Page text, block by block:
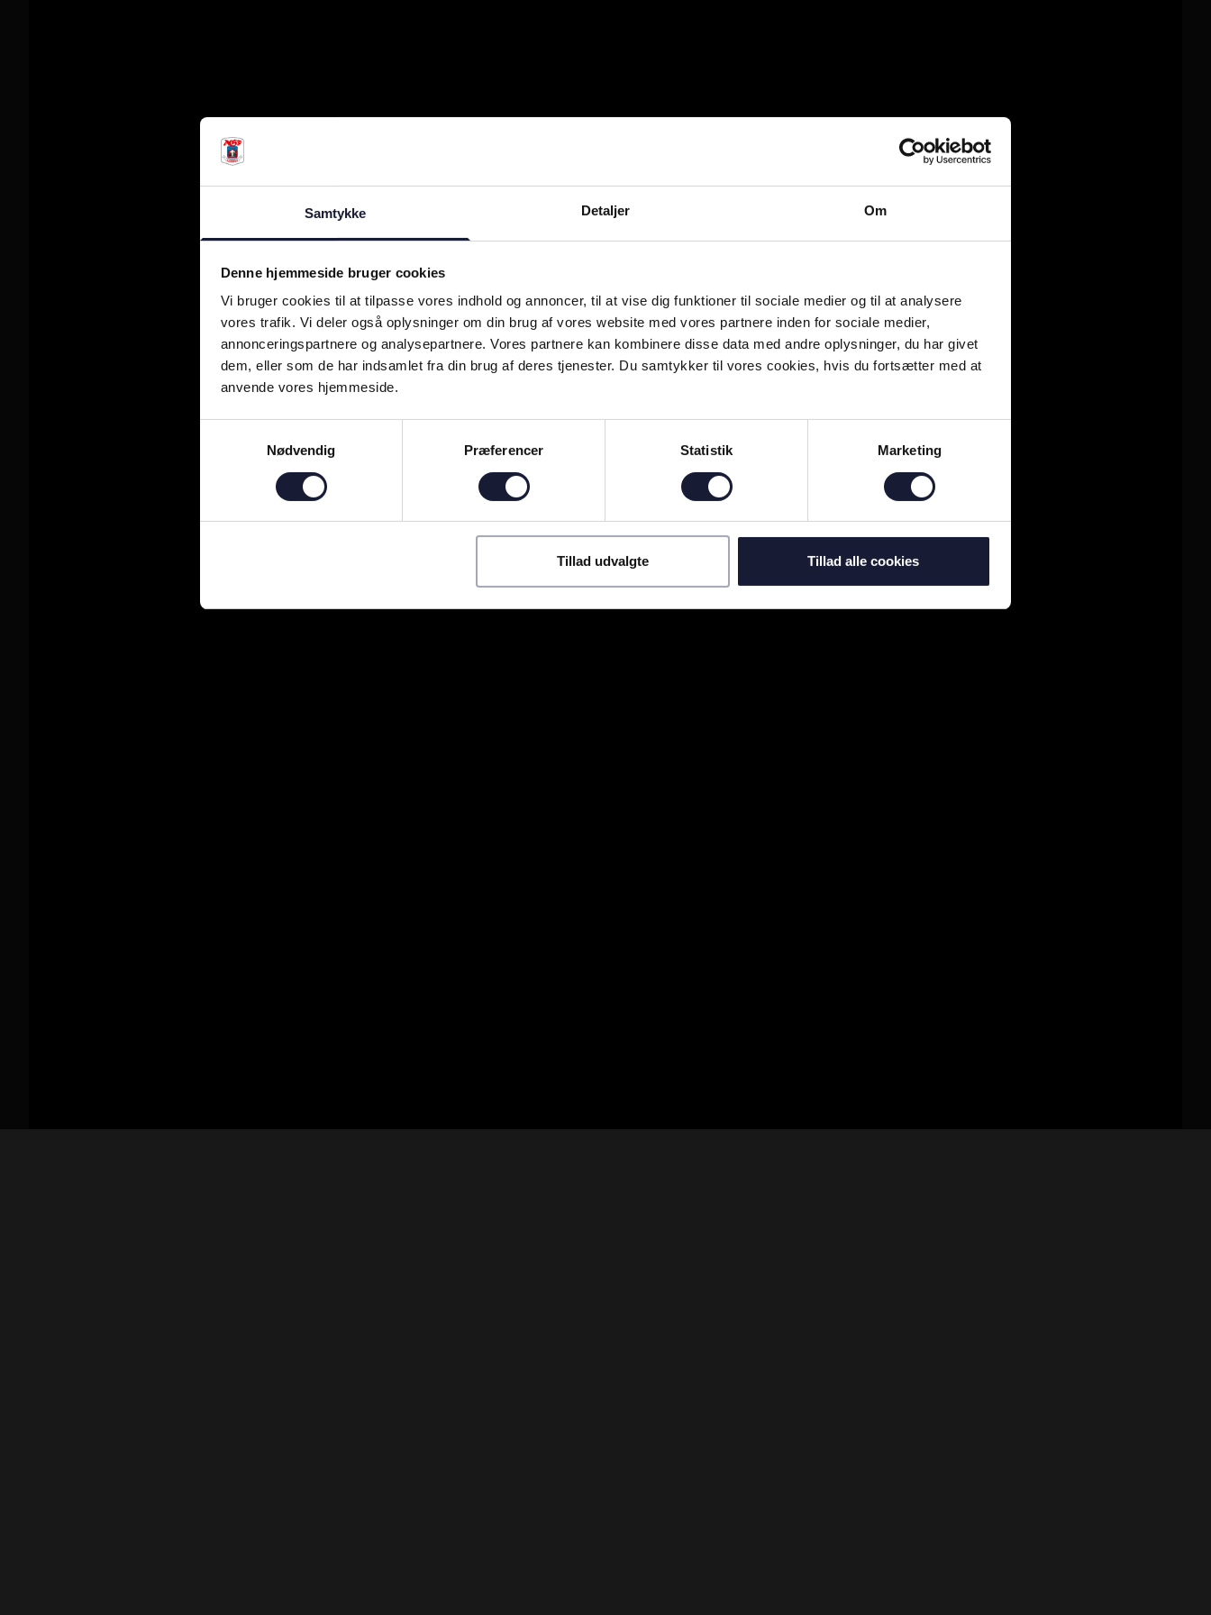
Samtykke Detaljer Om
Denne hjemmeside bruger cookies
Vi bruger cookies til at tilpasse vores indhold og annoncer, til at vise dig funktioner til sociale medier og til at analysere
vores trafik. Vi deler også oplysninger om din brug af vores website med vores partnere inden for sociale medier,
annonceringspartnere og analysepartnere. Vores partnere kan kombinere disse data med andre oplysninger, du har givet
dem, eller som de har indsamlet fra din brug af deres tjenester. Du samtykker til vores cookies, hvis du fortsætter med at
anvende vores hjemmeside.
Nødvendig
Præferencer Statistik Marketing
Tillad udvalgte Tillad alle cookies